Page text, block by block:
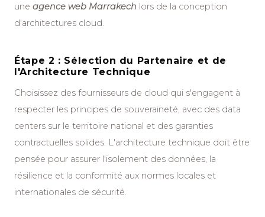
une agence web Marrakech lors de la conception
d'architectures cloud.
Étape 2 : Sélection du Partenaire et de
l'Architecture Technique
Choisissez des fournisseurs de cloud qui s'engagent à
respecter les principes de souveraineté, avec des data
centers sur le territoire national et des garanties
contractuelles solides. L'architecture technique doit être
pensée pour assurer l'isolement des données, la
résilience et la conformité aux normes locales et
internationales de sécurité.